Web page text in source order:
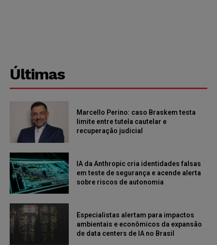
Últimas
Marcello Perino: caso Braskem testa
limite entre tutela cautelar e
recuperação judicial
IA da Anthropic cria identidades falsas
em teste de segurança e acende alerta
sobre riscos de autonomia
Especialistas alertam para impactos
ambientais e econômicos da expansão
de data centers de IA no Brasil